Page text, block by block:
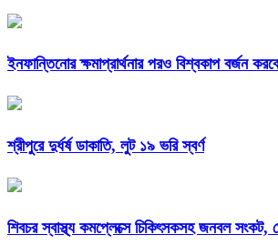
ইনফান্তিনোর ক্ষমাপ্রার্থনার পরও বিশ্বকাপ বর্জন
শ্রীপুরে দুর্ধর্ষ ডাকাতি, লুট ১৯ ভরি স্বর্ণ
শিবচর স্বাস্থ্য কমপ্লেক্সে চিকিৎসকসহ জনবল সংকট,